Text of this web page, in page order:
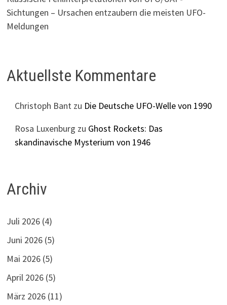
Sichtungen – Ursachen entzaubern die meisten UFO-
Meldungen
Aktuellste Kommentare
Christoph Bant zu Die Deutsche UFO-Welle von 1990
Rosa Luxenburg zu Ghost Rockets: Das
skandinavische Mysterium von 1946
Archiv
Juli 2026 (4)
Juni 2026 (5)
Mai 2026 (5)
April 2026 (5)
März 2026 (11)